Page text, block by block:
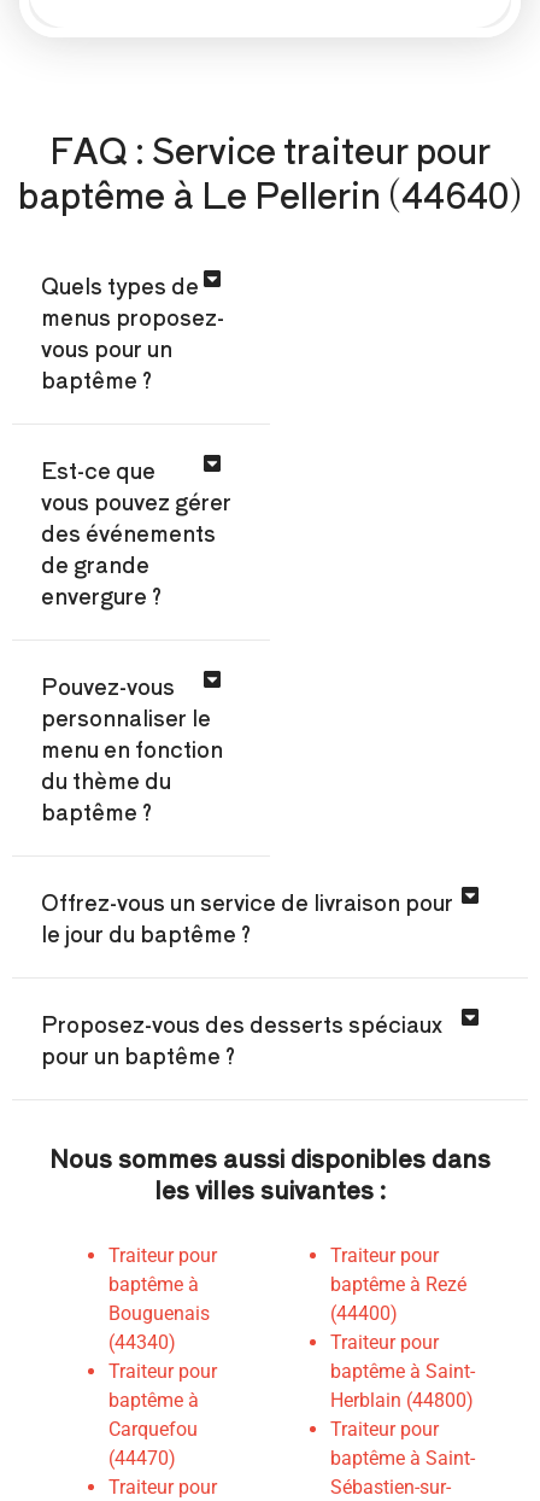
FAQ : Service traiteur pour
baptême à Le Pellerin (44640)
Quels types de
menus proposez-
vous pour un
baptême ?
Est-ce que
vous pouvez gérer
des événements
de grande
envergure ?
Pouvez-vous
personnaliser le
menu en fonction
du thème du
baptême ?
Offrez-vous un service de livraison pour
le jour du baptême ?
Proposez-vous des desserts spéciaux
pour un baptême ?
Nous sommes aussi disponibles dans
les villes suivantes :
Traiteur pour
baptême à
Bouguenais
(44340)
Traiteur pour
baptême à
Carquefou
(44470)
Traiteur pour
Traiteur pour
baptême à Rezé
(44400)
Traiteur pour
baptême à Saint-
Herblain (44800)
Traiteur pour
baptême à Saint-
Sébastien-sur-